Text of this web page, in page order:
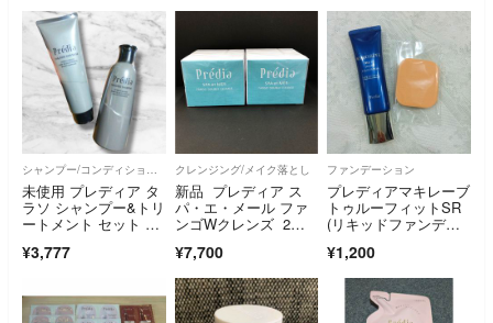
シャンプー/コンディショナーセット
未使用 プレディア タ
ラソ シャンプー&トリ
ートメント セット ヘ
¥3,777
クレンジング/メイク落とし
新品 プレディア ス
パ・エ・メール ファ
ンゴWクレンズ 2
¥7,700
ファンデーション
プレディアマキレーブ
トゥルーフィットSR
(リキッドファンデー
¥1,200